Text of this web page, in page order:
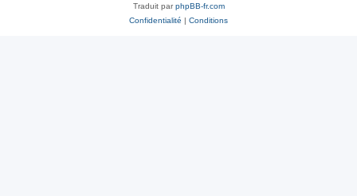
Traduit parphpBB-fr.com
Confidentialité | Conditions